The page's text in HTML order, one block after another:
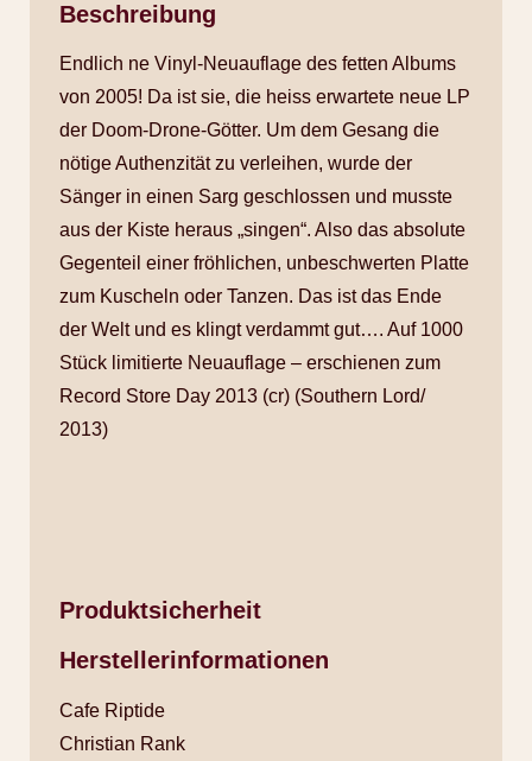
Beschreibung
Endlich ne Vinyl-Neuauflage des fetten Albums
von 2005! Da ist sie, die heiss erwartete neue LP
der Doom-Drone-Götter. Um dem Gesang die
nötige Authenzität zu verleihen, wurde der
Sänger in einen Sarg geschlossen und musste
aus der Kiste heraus „singen“. Also das absolute
Gegenteil einer fröhlichen, unbeschwerten Platte
zum Kuscheln oder Tanzen. Das ist das Ende
der Welt und es klingt verdammt gut…. Auf 1000
Stück limitierte Neuauflage – erschienen zum
Record Store Day 2013 (cr) (Southern Lord/
2013)
Produktsicherheit
Herstellerinformationen
Cafe Riptide
Christian Rank